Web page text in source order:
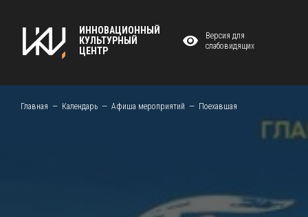
ИННОВАЦИОННЫЙ
КУЛЬТУРНЫЙ
ЦЕНТР
Версия для
слабовидящих
Главная Календарь Афиша мероприятий Поехавшая